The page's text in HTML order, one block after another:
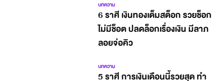
บทความ
6 ราศี เงินทองเต็มสต็อก รวยช็อก
ไม่มีช็อต ปลดล็อกเรื่องเงิน มีลาภ
ลอยจ่อคิว
บทความ
5 ราศี การเงินเดือนนี้รวยสุด ทำ